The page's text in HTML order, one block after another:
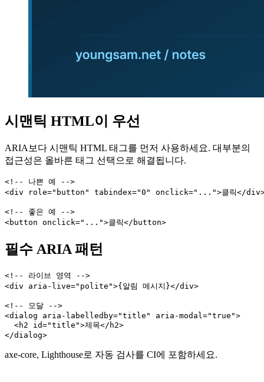
시맨틱 HTML이 우선
ARIA보다 시맨틱 HTML 태그를 먼저 사용하세요. 대부분의
접근성은 올바른 태그 선택으로 해결됩니다.
<!-- 나쁜 예 -->
<div role="button" tabindex="0" onclick="...">클릭</
<!-- 좋은 예 -->
<button onclick="...">클릭</button>
필수 ARIA 패턴
<!-- 라이브 영역 -->
<div aria-live="polite">{알림 메시지}</div>
<!-- 모달 -->
<dialog aria-labelledby="title" aria-modal="true">
  <h2 id="title">제목</h2>
</dialog>
axe-core, Lighthouse로 자동 검사를 CI에 포함하세요.